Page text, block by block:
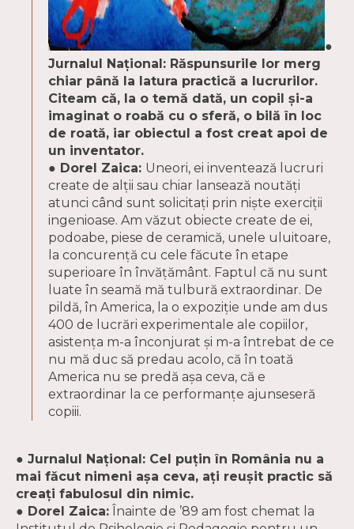
●
Jurnalul Naţional: Răspunsurile lor merg
chiar până la latura practică a lucrurilor.
Citeam că, la o temă dată, un copil şi-a
imaginat o roabă cu o sferă, o bilă în loc
de roată, iar obiectul a fost creat apoi de
un inventator.
● Dorel Zaica: Uneori, ei inventează lucruri
create de alţii sau chiar lansează noutăţi
atunci când sunt solicitaţi prin nişte exerciţii
ingenioase. Am văzut obiecte create de ei,
podoabe, piese de ceramică, unele uluitoare,
la concurenţă cu cele făcute în etape
superioare în învăţământ. Faptul că nu sunt
luate în seamă mă tulbură extraordinar. De
pildă, în America, la o expoziţie unde am dus
400 de lucrări experimentale ale copiilor,
asistenţa m-a înconjurat şi m-a întrebat de ce
nu mă duc să predau acolo, că în toată
America nu se predă aşa ceva, că e
extraordinar la ce performanţe ajunseseră
copiii.
● Jurnalul Naţional: Cel puţin în România nu a
mai făcut nimeni aşa ceva, aţi reuşit practic să
creaţi fabulosul din nimic.
● Dorel Zaica: Înainte de ’89 am fost chemat la